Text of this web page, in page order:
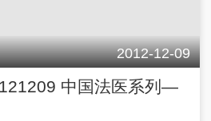
2012-12-09
中国法医系列—